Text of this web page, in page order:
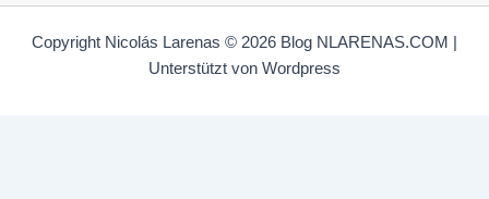
Copyright Nicolás Larenas © 2026 Blog NLARENAS.COM |
Unterstützt von Wordpress